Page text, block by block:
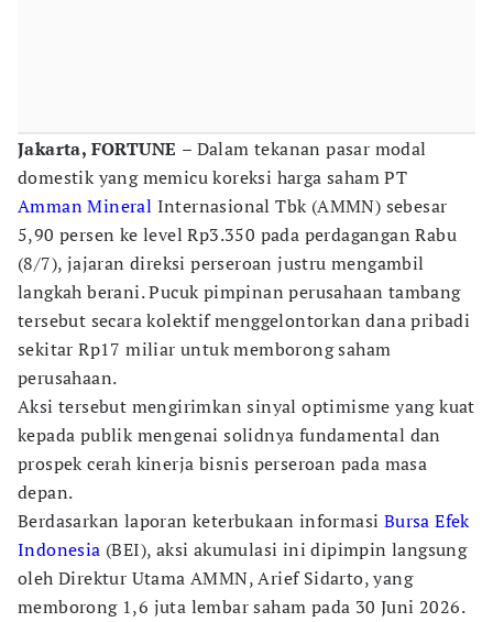
Jakarta, FORTUNE – Dalam tekanan pasar modal
domestik yang memicu koreksi harga saham PT
Amman Mineral Internasional Tbk (AMMN) sebesar
5,90 persen ke level Rp3.350 pada perdagangan Rabu
(8/7), jajaran direksi perseroan justru mengambil
langkah berani. Pucuk pimpinan perusahaan tambang
tersebut secara kolektif menggelontorkan dana pribadi
sekitar Rp17 miliar untuk memborong saham
perusahaan.
Aksi tersebut mengirimkan sinyal optimisme yang kuat
kepada publik mengenai solidnya fundamental dan
prospek cerah kinerja bisnis perseroan pada masa
depan.
Berdasarkan laporan keterbukaan informasi Bursa Efek
Indonesia (BEI), aksi akumulasi ini dipimpin langsung
oleh Direktur Utama AMMN, Arief Sidarto, yang
memborong 1,6 juta lembar saham pada 30 Juni 2026.